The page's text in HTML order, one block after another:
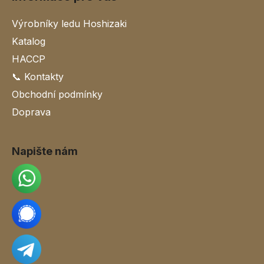
Výrobníky ledu Hoshizaki
Katalog
HACCP
📞 Kontakty
Obchodní podmínky
Doprava
Napište nám